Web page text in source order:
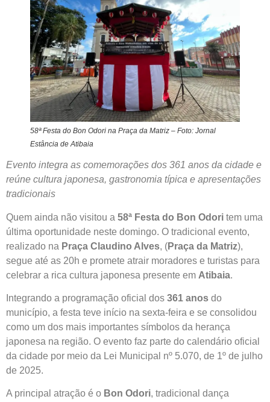
58ª Festa do Bon Odori na Praça da Matriz – Foto: Jornal
Estância de Atibaia
Evento integra as comemorações dos 361 anos da cidade e
reúne cultura japonesa, gastronomia típica e apresentações
tradicionais
Quem ainda não visitou a 58ª Festa do Bon Odori tem uma
última oportunidade neste domingo. O tradicional evento,
realizado na Praça Claudino Alves, (Praça da Matriz),
segue até as 20h e promete atrair moradores e turistas para
celebrar a rica cultura japonesa presente em Atibaia.
Integrando a programação oficial dos 361 anos do
município, a festa teve início na sexta-feira e se consolidou
como um dos mais importantes símbolos da herança
japonesa na região. O evento faz parte do calendário oficial
da cidade por meio da Lei Municipal nº 5.070, de 1º de julho
de 2025.
A principal atração é o Bon Odori, tradicional dança